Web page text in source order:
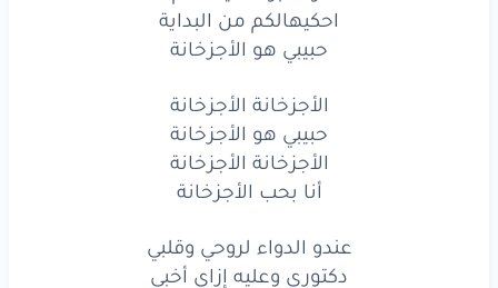
عندوالدواء لروحيوقلبي
دكتوريوعليهإزاي
عارفدواياوتركيبته
بتجيبنتيجة بسعلى
الليلةديفرحي
الأجزخانةالأجزخانةالأجزخانة
احكيهالكم من البداية
حبيبي هو الأجزخانة
الأجزخانة الأجزخانة
حبيبي هو الأجزخانة
الأجزخانة الأجزخانة
أنا بحب الأجزخانة
عندو الدواء لروحي وقلبي
دكتوري وعليه إزاي أخبي